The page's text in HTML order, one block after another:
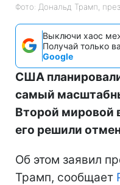
Фото: Дональд Трамп,
Выключи хаос
Получай только
Google
США
самый
Второй мировой
его решили
Об этом заявил
Трамп, сообщает